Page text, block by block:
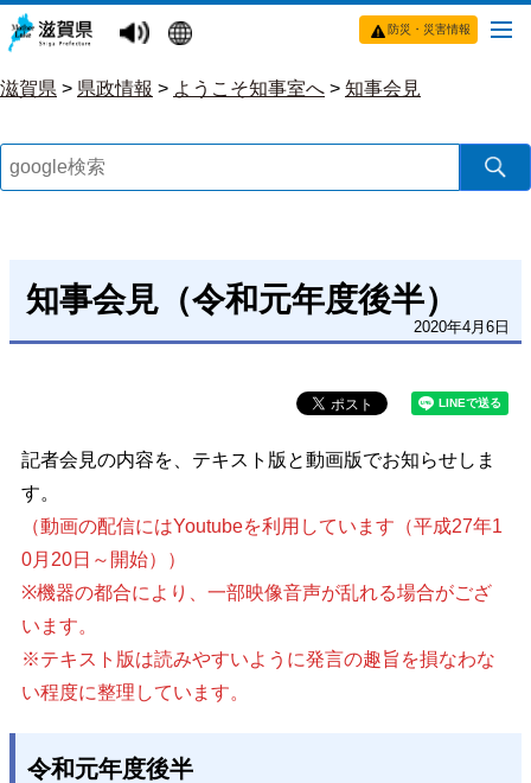
防災・災害情報
滋賀県 > 県政情報 > ようこそ知事室へ > 知事会見
知事会見（令和元年度後半）
2020年4月6日
記者会見の内容を、テキスト版と動画版でお知らせしま
す。
（動画の配信にはYoutubeを利用しています（平成27年1
0月20日～開始））
※機器の都合により、一部映像音声が乱れる場合がござ
います。
※テキスト版は読みやすいように発言の趣旨を損なわな
い程度に整理しています。
令和元年度後半